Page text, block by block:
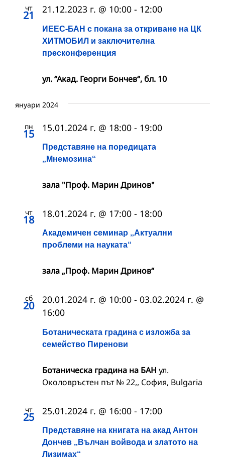
чт
21
ИЕЕС-БАН с покана за откриване на ЦК
ХИТМОБИЛ и заключителна
пресконференция
21.12.2023 г. @ 10:00 - 12:00
ул. “Акад. Георги Бончев“, бл. 10
януари 2024
пн
15
Представяне на поредицата
„Мнемозина“
15.01.2024 г. @ 18:00 - 19:00
зала "Проф. Марин Дринов"
чт
18
Академичен семинар „Актуални
проблеми на науката“
18.01.2024 г. @ 17:00 - 18:00
зала „Проф. Марин Дринов“
сб
20
Ботаническата градина с изложба за
семейство Пиренови
20.01.2024 г. @ 10:00 - 03.02.2024 г. @
16:00
Ботаническа градина на БАН ул.
Околовръстен път № 22,, София, Bulgaria
чт
25
Представяне на книгата на акад Антон
Дончев „Вълчан войвода и златото на
Лизимах“
25.01.2024 г. @ 16:00 - 17:00